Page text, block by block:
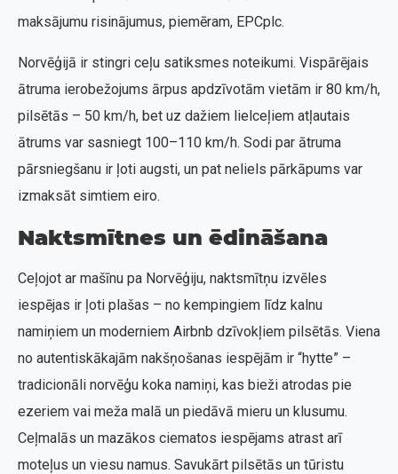
maksājumu risinājumus, piemēram, EPCplc.
Norvēģijā ir stingri ceļu satiksmes noteikumi. Vispārējais
ātruma ierobežojums ārpus apdzīvotām vietām ir 80 km/h,
pilsētās – 50 km/h, bet uz dažiem lielceļiem atļautais
ātrums var sasniegt 100–110 km/h. Sodi par ātruma
pārsniegšanu ir ļoti augsti, un pat neliels pārkāpums var
izmaksāt simtiem eiro.
Naktsmītnes un ēdināšana
Ceļojot ar mašīnu pa Norvēģiju, naktsmītņu izvēles
iespējas ir ļoti plašas – no kempingiem līdz kalnu
namiņiem un moderniem Airbnb dzīvokļiem pilsētās. Viena
no autentiskākajām nakšņošanas iespējām ir “hytte” –
tradicionāli norvēģu koka namiņi, kas bieži atrodas pie
ezeriem vai meža malā un piedāvā mieru un klusumu.
Ceļmalās un mazākos ciematos iespējams atrast arī
moteļus un viesu namus. Savukārt pilsētās un tūristu